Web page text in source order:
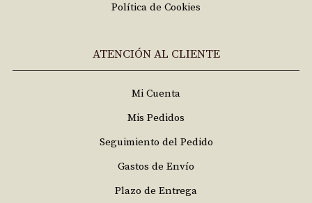
Política de Cookies
ATENCIÓN AL CLIENTE
Mi Cuenta
Mis Pedidos
Seguimiento del Pedido
Gastos de Envío
Plazo de Entrega